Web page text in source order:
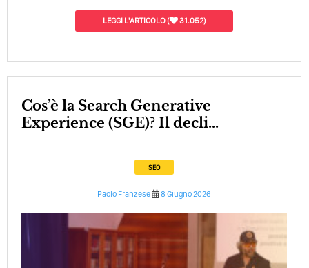
conquistare i lettori…
LEGGI L'ARTICOLO( 31.052)
Cos’è la Search Generative
Experience (SGE)? Il decli...
SEO
Paolo Franzese 8 Giugno 2026